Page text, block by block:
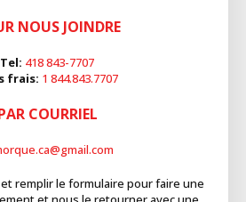
NOUS JOINDRE
Tel: 418 843-7707
frais: 1 844.843.7707
COURRIEL
remplir le formulaire pour faire une